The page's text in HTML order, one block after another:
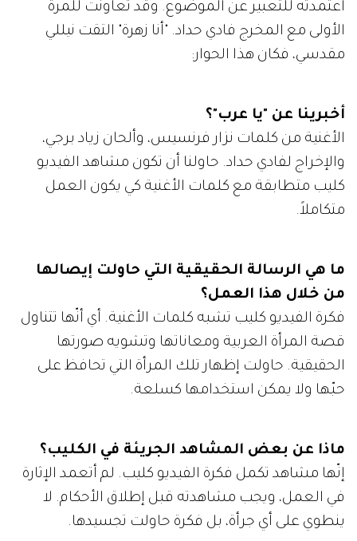
اعتمدته للتعبير عن الموضوع. وقد تعاونت للمرة
الأولى مع المخرج فادي حداد. "أنا زهرة" التقت نيللي
مقدسي، فكان هذا الحوار:
أخبرينا عن "يا عرب"؟
الأغنية من كلمات نزار فرنسيس، وألحان زياد برجي،
والإخراج لفادي حداد. حاولنا أن تكون مشاهد الفيديو
كليب متطابقة مع كلمات الأغنية كي يكون العمل
متكاملاً.
ما هي الرسالة الحقيقية التي حاولت إيصالها
من خلال هذا العمل؟
فكرة الفيديو كليب تشبه كلمات الأغنية. أي أنّها تتناول
قصة المرأة العربية ومعاناتها وتشويه صورتها
الحقيقية. حاولت إظهار تلك المرأة التي تحافظ على
حبّها ولا يمكن استخدامها كسلعة.
ماذا عن بعض المشاهد الجريئة في الكليب؟
إنّها مشاهد تكمل فكرة الفيديو كليب. لم أتعمد الإثارة
في العمل، ويجب مشاهدته قبل إطلاق الأحكام. لا
ينطوي على أي جرأة، بل فكرة حاولت تجسيدها.